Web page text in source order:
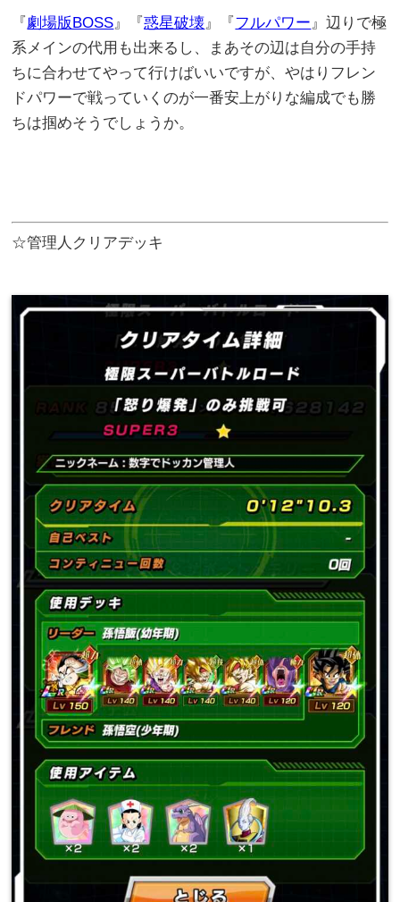
『劇場版BOSS 』『惑星破壊 』『フルパワー 』辺りで極
系メインの代用も出来るし、まあその辺は自分の手持
ちに合わせてやって行けばいいですが、やはりフレン
ドパワーで戦っていくのが一番安上がりな編成でも勝
ちは掴めそうでしょうか。
☆管理人クリアデッキ